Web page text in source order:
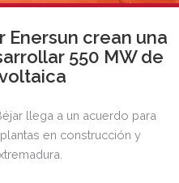
Enersun crean una
550 MW de
llega a un acuerdo para
en construcción y